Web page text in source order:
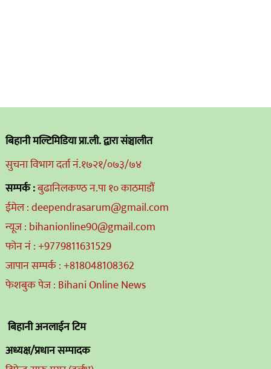
बिहानी मल्टिमिडिया प्रा.ली. द्वारा संञ्चालीत
सुचना विभाग दर्ता नं.१७२१/०७३/७४
सम्पर्क :बुढानिलकण्ठ न.पा १० काठमाडौं
ईमेल : deependrasarum@gmail.com
न्यूज : bihanionline90@gmail.com
फोन नं : +9779811631529
जापान सम्पर्क : +818048108362
फेशबुक पेज : Bihani Online News
बिहानी अनलाईन टिम
अध्यक्ष/प्रधान सम्पादक